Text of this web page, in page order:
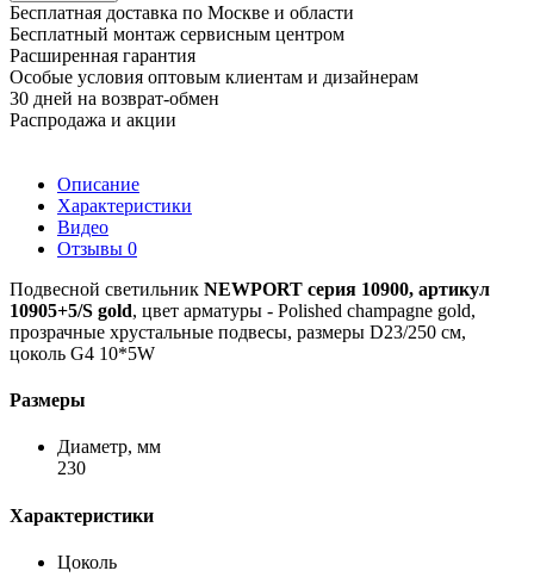
Бесплатная доставка по Москве и области
Бесплатный монтаж сервисным центром
Расширенная гарантия
Особые условия оптовым клиентам и дизайнерам
30 дней на возврат-обмен
Распродажа и акции
Описание
Характеристики
Видео
Отзывы 0
Подвесной светильник NEWPORT серия 10900, артикул
10905+5/S gold, цвет арматуры - Polished champagne gold,
прозрачные хрустальные подвесы, размеры D23/250 см,
цоколь G4 10*5W
Размеры
Диаметр, мм
230
Характеристики
Цоколь